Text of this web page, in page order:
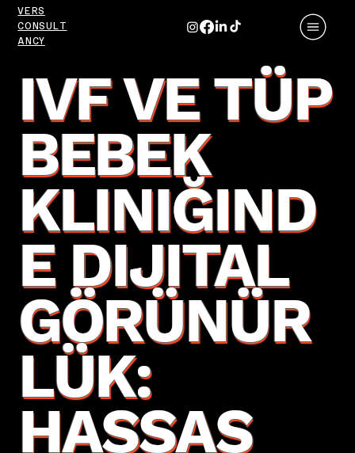
VERS
CONSULT
ANCY
IVF VE TÜP
BEBEK
KLINIĞIND
E DIJITAL
GÖRÜNÜR
LÜK:
HASSAS